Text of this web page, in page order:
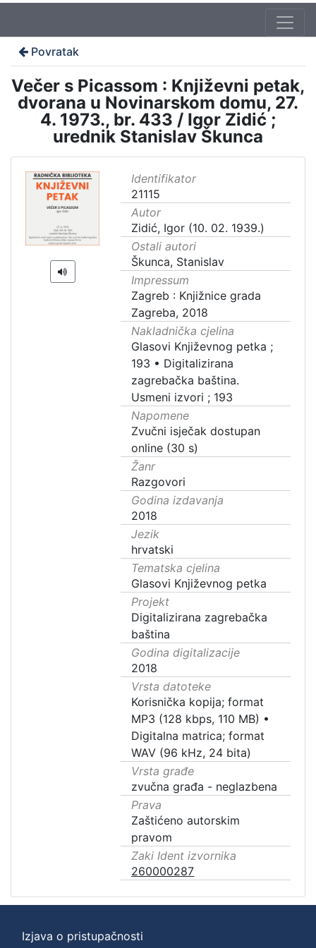
Povratak
Večer s Picassom : Književni petak,
dvorana u Novinarskom domu, 27.
4. 1973., br. 433 / Igor Zidić ;
urednik Stanislav Škunca
Identifikator
21115
Autor
Zidić, Igor (10. 02. 1939.)
Ostali autori
Škunca, Stanislav
Impressum
Zagreb : Knjižnice grada
Zagreba, 2018
Nakladnička cjelina
Glasovi Književnog petka ;
193 • Digitalizirana
zagrebačka baština.
Usmeni izvori ; 193
Napomene
Zvučni isječak dostupan
online (30 s)
Žanr
Razgovori
Godina izdavanja
2018
Jezik
hrvatski
Tematska cjelina
Glasovi Književnog petka
Projekt
Digitalizirana zagrebačka
baština
Godina digitalizacije
2018
Vrsta datoteke
Korisnička kopija; format
MP3 (128 kbps, 110 MB) •
Digitalna matrica; format
WAV (96 kHz, 24 bita)
Vrsta građe
zvučna građa - neglazbena
Prava
Zaštićeno autorskim
pravom
Zaki Ident izvornika
260000287
Izjava o pristupačnosti